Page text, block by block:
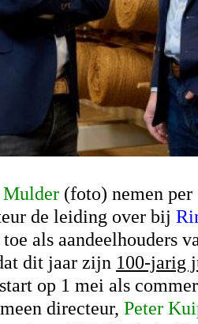
Mulder (foto) nemen
de leiding over bij
als aandeelhouders
dit jaar zijn 100-jarig
start op 1 mei als
directeur, Peter